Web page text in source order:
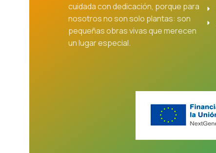
cuidada con dedicación, porque para
nosotros no son solo plantas: son
pequeñas obras vivas que merecen
un lugar especial.